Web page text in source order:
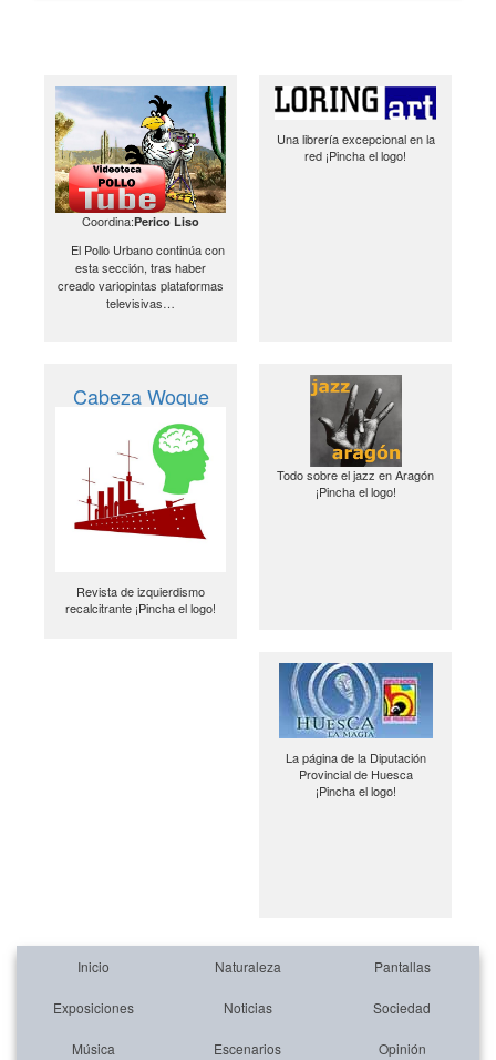
Coordina:Perico Liso
El Pollo Urbano continúa con
esta sección, tras haber
creado variopintas plataformas
televisivas…
Una librería excepcional en la
red ¡Pincha el logo!
Cabeza Woque
Revista de izquierdismo
recalcitrante ¡Pincha el logo!
Todo sobre el jazz en Aragón
¡Pincha el logo!
La página de la Diputación
Provincial de Huesca
¡Pincha el logo!
Inicio Naturaleza Pantallas
Exposiciones Noticias Sociedad
Música Escenarios Opinión